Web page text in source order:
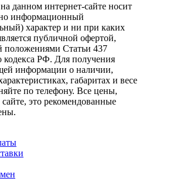
данном интернет-сайте носит
информационный
характер и ни при каких
публичной офертой,
положениями Статьи 437
кодекса РФ. Для получения
информации о наличии,
габаритах и весе
по телефону. Все цены,
это рекомендованные